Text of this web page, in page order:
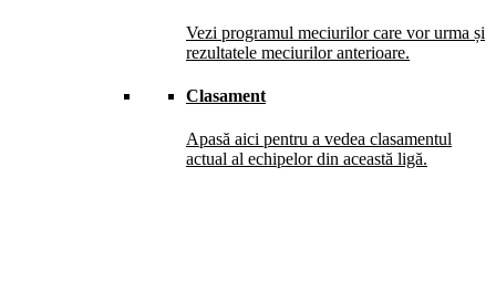
Vezi programul meciurilor care vor urma și
rezultatele meciurilor anterioare.
Clasament
Apasă aici pentru a vedea clasamentul
actual al echipelor din această ligă.